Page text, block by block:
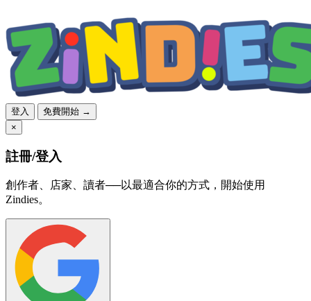
登入
免費開始 →
×
註冊/登入
創作者、店家、讀者──以最適合你的方式，開始使用
Zindies。